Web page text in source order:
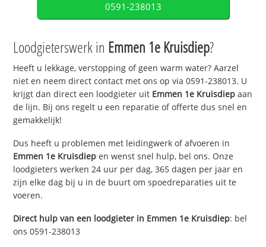
0591-238013
Loodgieterswerk in Emmen 1e Kruisdiep?
Heeft u lekkage, verstopping of geen warm water? Aarzel
niet en neem direct contact met ons op via 0591-238013. U
krijgt dan direct een loodgieter uit Emmen 1e Kruisdiep aan
de lijn. Bij ons regelt u een reparatie of offerte dus snel en
gemakkelijk!
Dus heeft u problemen met leidingwerk of afvoeren in
Emmen 1e Kruisdiep en wenst snel hulp, bel ons. Onze
loodgieters werken 24 uur per dag, 365 dagen per jaar en
zijn elke dag bij u in de buurt om spoedreparaties uit te
voeren.
Direct hulp van een loodgieter in Emmen 1e Kruisdiep: bel
ons 0591-238013